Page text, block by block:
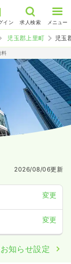
イン 求人検索 メニュー
児玉郡上里町 児玉
料
2026/08/06更新
変更
変更
知らせ設定